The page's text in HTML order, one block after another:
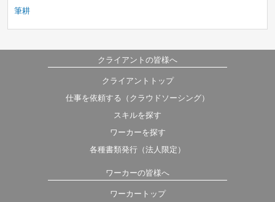
筆耕
クライアントの皆様へ
クライアントトップ
仕事を依頼する（クラウドソーシング）
スキルを探す
ワーカーを探す
各種書類発行（法人限定）
ワーカーの皆様へ
ワーカートップ